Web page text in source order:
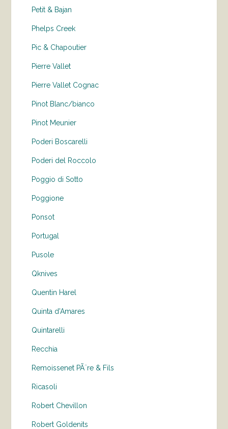
Petit & Bajan
Phelps Creek
Pic & Chapoutier
Pierre Vallet
Pierre Vallet Cognac
Pinot Blanc/bianco
Pinot Meunier
Poderi Boscarelli
Poderi del Roccolo
Poggio di Sotto
Poggione
Ponsot
Portugal
Pusole
Qknives
Quentin Harel
Quinta d'Amares
Quintarelli
Recchia
Remoissenet PÃ¨re & Fils
Ricasoli
Robert Chevillon
Robert Goldenits